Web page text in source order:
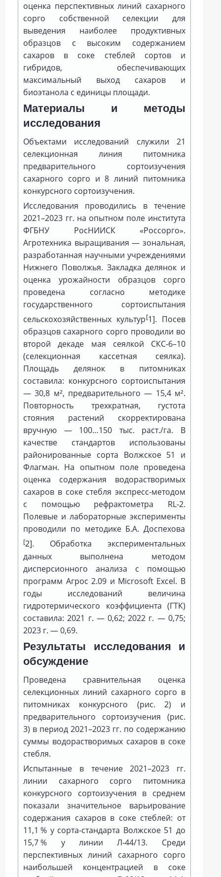
оценка перспективных линий сахарного
сорго собственной селекции для
выведения наиболее продуктивных
образцов с высоким содержанием
сахаров в соке стеблей сортов и
гибридов, обеспечивающих
максимальный выход сахаров и
биоэтанола с единицы площади.
Материалы и методы
исследования
Объектами исследований служили 21
селекционная линия питомника
предварительного сортоизучения
сахарного сорго и 8 линий питомника
конкурсного сортоизучения.
Исследования проводились в течение
2021–2023 гг. на опытном поле института
ФГБНУ РосНИИСК «Россорго».
Агротехника выращивания — зональная,
разработанная научными учреждениями
Нижнего Поволжья. Закладка делянок и
оценка урожайности образцов сорго
проведена согласно методике
государственного сортоиспытания
сельскохозяйственных культур[1]. Посев
образцов сахарного сорго проводили во
второй декаде мая сеялкой СКС‑6–10
(селекционная кассетная сеялка).
Площадь делянок в питомниках
составила: конкурсного сортоиспытания
— 30,8 м², предварительного — 15,4 м².
Повторность трехкратная, густота
стояния растений скорректирована
вручную — 100…150 тыс. раст./га. В
качестве стандартов использованы
районированные сорта Волжское 51 и
Флагман. На опытном поле проведена
оценка содержания водорастворимых
сахаров в соке стебля экспресс-методом
с помощью рефрактометра RL‑2.
Полевые и лабораторные эксперименты
проводили по методике Б.А. Доспехова
[2]. Обработка экспериментальных
данных выполнена методом
дисперсионного анализа с помощью
программ Агрос 2.09 и Microsoft Excel. В
годы исследований величина
гидротермического коэффициента (ГТК)
составила: 2021 г. — 0,62; 2022 г. — 0,75;
2023 г. — 0,69.
Результаты исследования и
обсуждение
Проведена сравнительная оценка
селекционных линий сахарного сорго в
питомниках конкурсного (рис. 2) и
предварительного сортоизучения (рис.
3) в период 2021–2023 гг. по содержанию
суммы водорастворимых сахаров в соке
стебля.
Испытанные в течение 2021–2023 гг.
линии сахарного сорго питомника
конкурсного сортоизучения в среднем
показали значительное варьирование
содержания сахаров в соке стеблей: от
11,1 % у сорта-стандарта Волжское 51 до
15,7 % у линии Л‑44/13. Среди
перспективных линий сахарного сорго
наибольшей концентрацией в соке